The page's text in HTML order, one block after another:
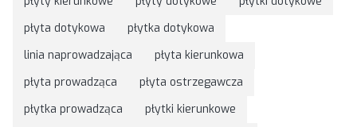
płyta dotykowa
płytka dotykowa
linia naprowadzająca
płyta kierunkowa
płyta prowadząca
płyta ostrzegawcza
płytka prowadząca
płytki kierunkowe